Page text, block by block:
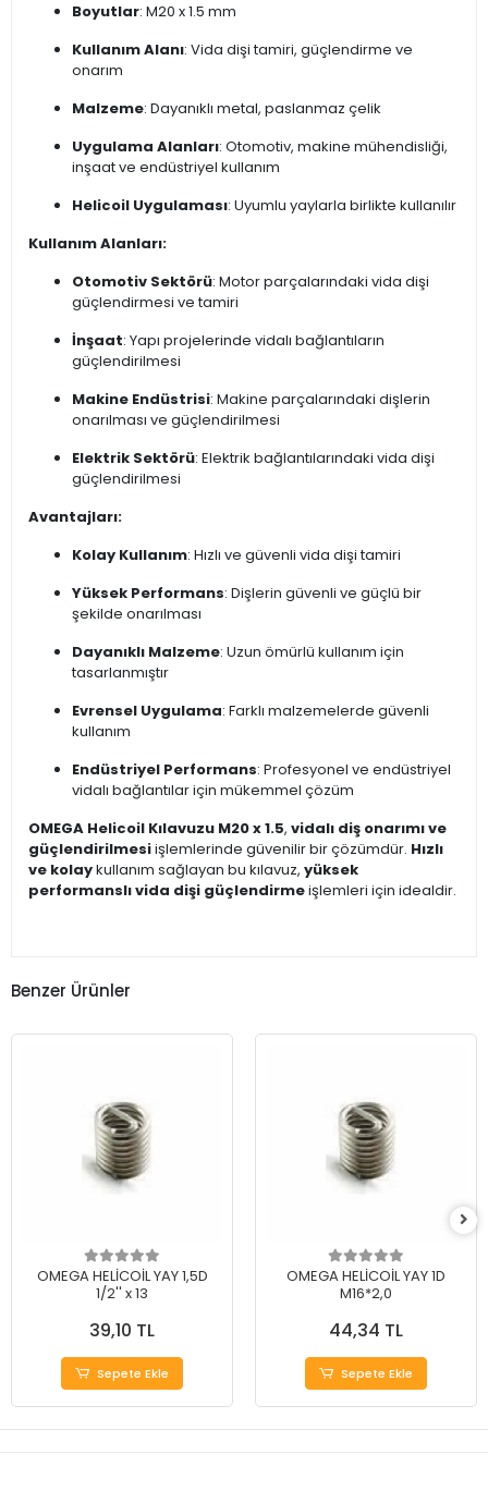
Boyutlar: M20 x 1.5 mm
Kullanım Alanı: Vida dişi tamiri, güçlendirme ve
onarım
Malzeme: Dayanıklı metal, paslanmaz çelik
Uygulama Alanları: Otomotiv, makine mühendisliği,
inşaat ve endüstriyel kullanım
Helicoil Uygulaması: Uyumlu yaylarla birlikte kullanılır
Kullanım Alanları:
Otomotiv Sektörü: Motor parçalarındaki vida dişi
güçlendirmesi ve tamiri
İnşaat: Yapı projelerinde vidalı bağlantıların
güçlendirilmesi
Makine Endüstrisi: Makine parçalarındaki dişlerin
onarılması ve güçlendirilmesi
Elektrik Sektörü: Elektrik bağlantılarındaki vida dişi
güçlendirilmesi
Avantajları:
Kolay Kullanım: Hızlı ve güvenli vida dişi tamiri
Yüksek Performans: Dişlerin güvenli ve güçlü bir
şekilde onarılması
Dayanıklı Malzeme: Uzun ömürlü kullanım için
tasarlanmıştır
Evrensel Uygulama: Farklı malzemelerde güvenli
kullanım
Endüstriyel Performans: Profesyonel ve endüstriyel
vidalı bağlantılar için mükemmel çözüm
OMEGA Helicoil Kılavuzu M20 x 1.5, vidalı diş onarımı ve
güçlendirilmesiişlemlerinde güvenilir bir çözümdür. Hızlı
ve kolaykullanım sağlayan bu kılavuz, yüksek
performanslı vida dişi güçlendirmeişlemleri için idealdir.
Benzer Ürünler
OMEGA HELİCOİL YAY 1,5D
1/2'' x 13
39,10 TL
Sepete Ekle
OMEGA HELİCOİL YAY 1D
M16*2,0
44,34 TL
Sepete Ekle